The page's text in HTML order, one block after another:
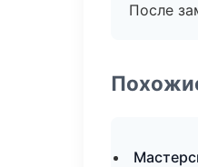
После